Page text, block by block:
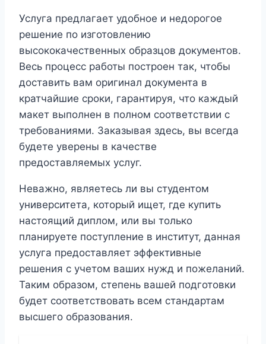
Услуга предлагает удобное и недорогое
решение по изготовлению
высококачественных образцов документов.
Весь процесс работы построен так, чтобы
доставить вам оригинал документа в
кратчайшие сроки, гарантируя, что каждый
макет выполнен в полном соответствии с
требованиями. Заказывая здесь, вы всегда
будете уверены в качестве
предоставляемых услуг.
Неважно, являетесь ли вы студентом
университета, который ищет, где купить
настоящий диплом, или вы только
планируете поступление в институт, данная
услуга предоставляет эффективные
решения с учетом ваших нужд и пожеланий.
Таким образом, степень вашей подготовки
будет соответствовать всем стандартам
высшего образования.